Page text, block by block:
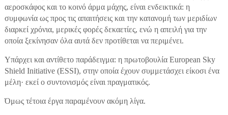
αεροσκάφος και το κοινό άρμα μάχης, είναι ενδεικτικά: η
συμφωνία ως προς τις απαιτήσεις και την κατανομή των μεριδίων
διαρκεί χρόνια, μερικές φορές δεκαετίες, ενώ η απειλή για την
οποία ξεκίνησαν όλα αυτά δεν προτίθεται να περιμένει.
Υπάρχει και αντίθετο παράδειγμα: η πρωτοβουλία European Sky
Shield Initiative (ESSI), στην οποία έχουν συμμετάσχει είκοσι ένα
μέλη· εκεί ο συντονισμός είναι πραγματικός.
Όμως τέτοια έργα παραμένουν ακόμη λίγα.